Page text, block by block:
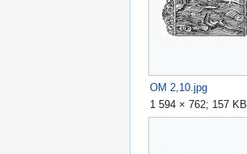
OM 2,10.jpg
1 594 × 762; 157 KB